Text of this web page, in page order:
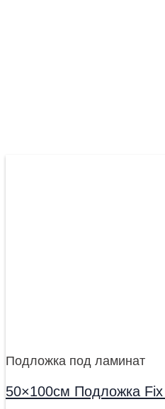
Подложка под ламинат
50×100см Подложка